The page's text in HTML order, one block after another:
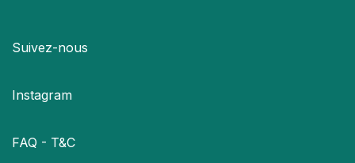
Suivez-nous
Instagram
FAQ - T&C